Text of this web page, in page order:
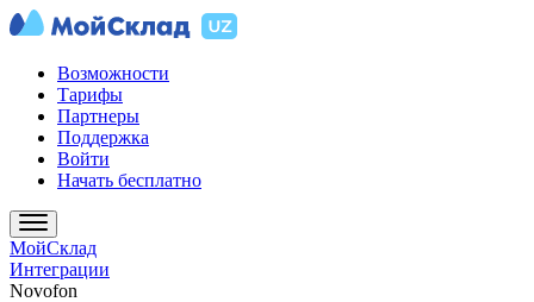
Возможности
Тарифы
Партнеры
Поддержка
Войти
Начать бесплатно
МойСклад
Интеграции
Novofon